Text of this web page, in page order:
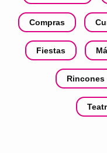
Compras
Fiestas
Rincones